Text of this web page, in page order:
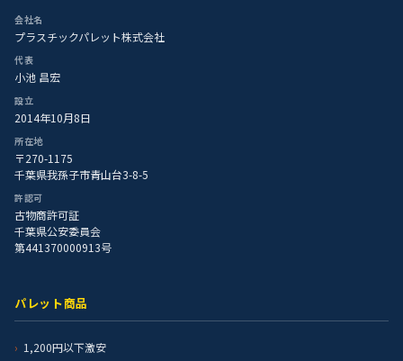
会社名
プラスチックパレット株式会社
代表
小池 昌宏
設立
2014年10月8日
所在地
〒270-1175
千葉県我孫子市青山台3-8-5
許認可
古物商許可証
千葉県公安委員会
第441370000913号
パレット商品
1,200円以下激安